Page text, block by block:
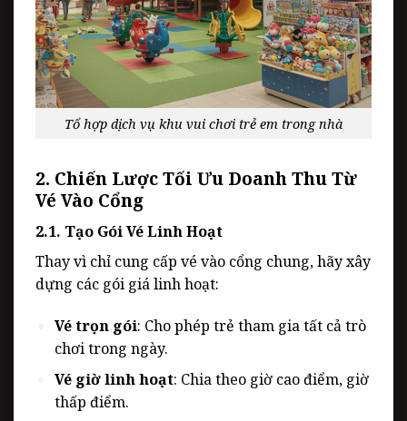
Tổ hợp dịch vụ khu vui chơi trẻ em trong nhà
2. Chiến Lược Tối Ưu Doanh Thu Từ
Vé Vào Cổng
2.1. Tạo Gói Vé Linh Hoạt
Thay vì chỉ cung cấp vé vào cổng chung, hãy xây
dựng các gói giá linh hoạt:
Vé trọn gói: Cho phép trẻ tham gia tất cả trò
chơi trong ngày.
Vé giờ linh hoạt: Chia theo giờ cao điểm, giờ
thấp điểm.